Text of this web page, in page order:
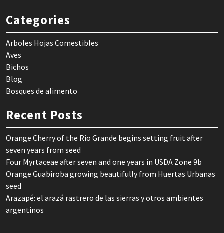
Categories
Arboles Hojas Comestibles
Aves
Bichos
Blog
Bosques de alimento
Recent Posts
Orange Cherry of the Rio Grande begins setting fruit after
seven years from seed
Four Myrtaceae after seven and one years in USDA Zone 9b
Orange Guabiroba growing beautifully from Huertas Urbanas
seed
Arazapé: el arazá rastrero de las sierras y otros ambientes
argentinos